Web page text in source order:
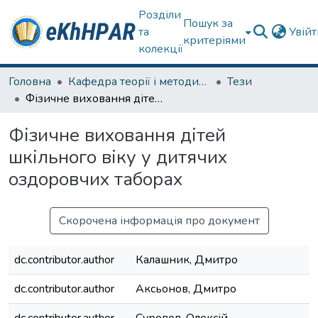
Розділи
та
колекції
Пошук за
критеріями
Головна Кафедра теорії і методики фізичного виховання
Тези
Фізичне виховання дітей шкільного віку у дитячих оздоровчих таборах
Фізичне виховання дітей
шкільного віку у дитячих
оздоровчих таборах
Скорочена інформація про документ
dc.contributor.author
Калашник, Дмитро
dc.contributor.author
Аксьонов, Дмитро